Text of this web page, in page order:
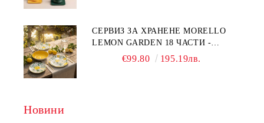
СЕРВИЗ ЗА ХРАНЕНЕ MORELLO
LEMON GARDEN 18 ЧАСТИ -
ПОРЦЕЛАН€99.80 195.19лв.
Новини